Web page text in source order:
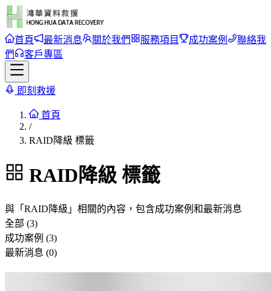
首頁 最新消息 關於我們 服務項目 成功案例
聯絡我
們
客戶專區
即刻救援
首頁
/
RAID降級 標籤
RAID降級 標籤
與「 RAID降級 」相關的內容，包含成功案例和最新消息
全部 (3)
成功案例 (3)
最新消息 (0)